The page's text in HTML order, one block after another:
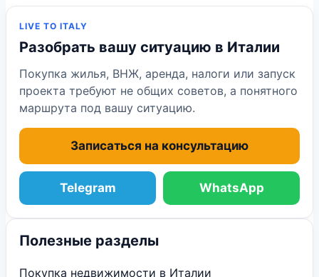
LIVE TO ITALY
Разобрать вашу ситуацию в Италии
Покупка жилья, ВНЖ, аренда, налоги или запуск
проекта требуют не общих советов, а понятного
маршрута под вашу ситуацию.
Записаться на консультацию
Telegram WhatsApp
Полезные разделы
Покупка недвижимости в Италии